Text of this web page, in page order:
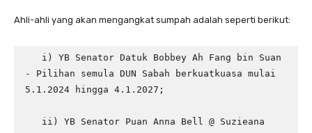
Ahli-ahli yang akan mengangkat sumpah adalah seperti berikut:
- Pilihan semula DUN Sabah berkuatkuasa mulai
5.1.2024 hingga 4.1.2027;